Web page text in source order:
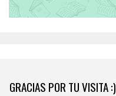
GRACIAS POR TU VISITA :)